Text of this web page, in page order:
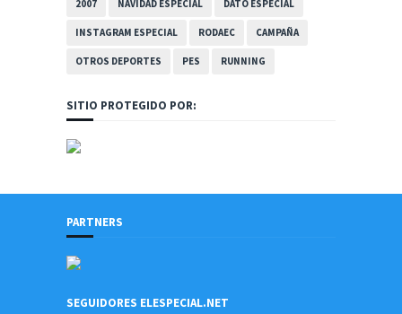
2007 NAVIDAD ESPECIAL DATO ESPECIAL
INSTAGRAM ESPECIAL RODAEC CAMPAÑA
OTROS DEPORTES PES RUNNING
SITIO PROTEGIDO POR:
PARTNERS
SEGUIDORES ELESPECIAL.NET